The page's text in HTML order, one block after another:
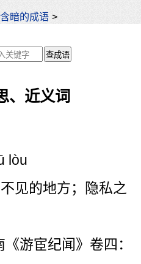
含暗的成语 >
、近义词
lòu
见的地方；隐私之
《游宦纪闻》卷四：